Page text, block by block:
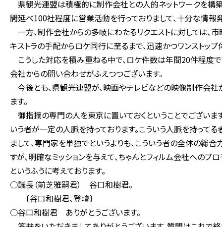
県観光連盟は積極的に制作会社との人的ネットワークを構
間延べ100社程度に営業活動を行っておりまして、十分な情報
一方、制作会社からの多岐にわたるリクエストに対しては、
キストラの手配からロケ同行に至るまで、迅速かつワンストッ
こうした対応を積み重ねる中で、ロケ件数は年間20件程度
会社からの問い合わせがふえつつございます。
今後とも、県観光連盟が、映画やテレビなどの映像制作会
ます。
御指摘の専門の人を東京に置いておくということでございま
いう者が一定の人脈を持っております。こういう人脈を持って
まして、専門家を単独でというよりも、こういう者の全体の総
すが、明確なミッションを与えて、ちゃんとフィルム会社への
というふうに考えております。
○議長（前芝雅嗣君） 谷口和樹君。
〔谷口和樹君、登壇〕
○谷口和樹君 ありがとうございます。